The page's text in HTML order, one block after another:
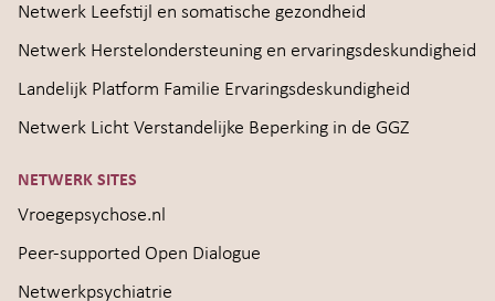
Netwerk Leefstijl en somatische gezondheid
Netwerk Herstelondersteuning en ervaringsdeskundigheid
Landelijk Platform Familie Ervaringsdeskundigheid
Netwerk Licht Verstandelijke Beperking in de GGZ
NETWERK SITES
Vroegepsychose.nl
Peer-supported Open Dialogue
Netwerkpsychiatrie